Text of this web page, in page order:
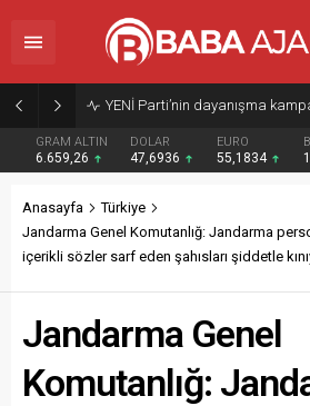
GRAM ALTIN
6.659,26
DOLAR
47,6936
EURO
55,1834
Anasayfa
Türkiye
Jandarma Genel Komutanlığ: Jandarma
içerikli sözler sarf eden şahısları şiddetle
Jandarma Genel
Komutanlığ: